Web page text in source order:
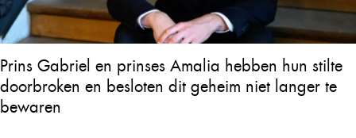
Prins Gabriel en prinses Amalia hebben hun stilte
doorbroken en besloten dit geheim niet langer te
bewaren